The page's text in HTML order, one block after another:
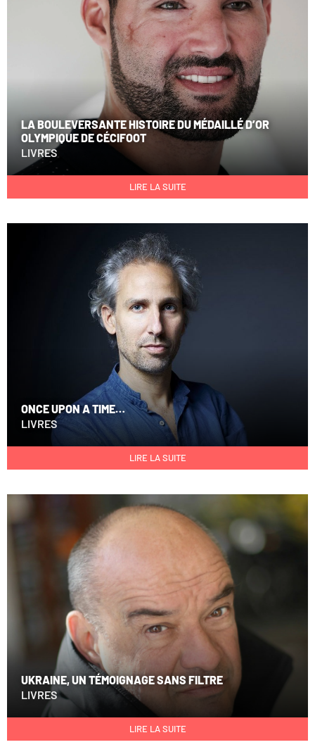
LA BOULEVERSANTE HISTOIRE DU MÉDAILLÉ D’OR
OLYMPIQUE DE CÉCIFOOT
LIVRES
LIRE LA SUITE
ONCE UPON A TIME…
LIVRES
LIRE LA SUITE
UKRAINE, UN TÉMOIGNAGE SANS FILTRE
LIVRES
LIRE LA SUITE